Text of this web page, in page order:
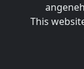
This